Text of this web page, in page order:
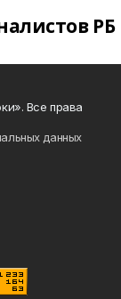
РБ
Все права
данных